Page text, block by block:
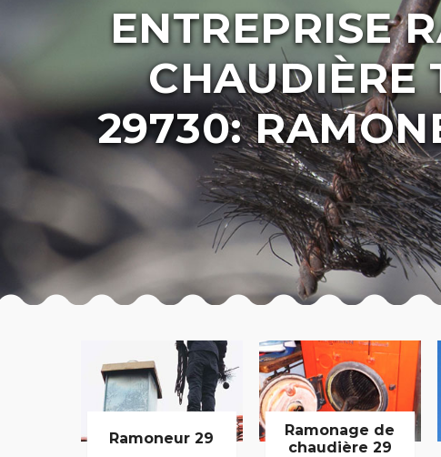
ENTREPRISE
CHAUDIÈRE
29730:
Ramoneur 29
Ramonage de
chaudière 29